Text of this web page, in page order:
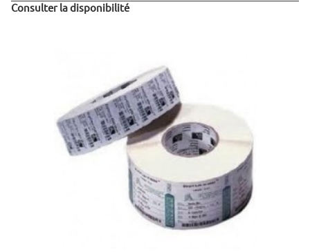
Consulter la disponibilité